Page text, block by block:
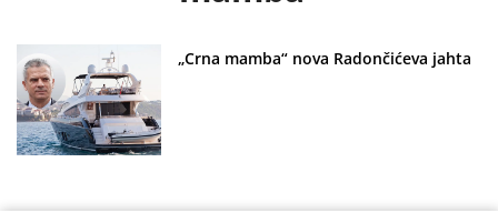
„Crna mamba“ nova Radončićeva jahta